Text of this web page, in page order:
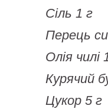
Сіль 1 г
Перець
Олія чилі
Курячий
Цукор 5 г